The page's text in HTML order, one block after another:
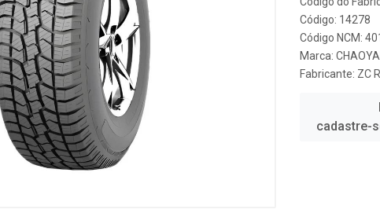
Código: 14278
Código NCM:
Marca:
Fabricante: ZC
cadastre-